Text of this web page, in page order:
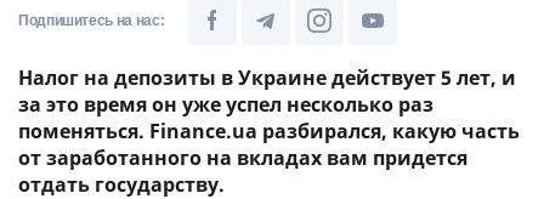
Подпишитесь на нас:
Налог на депозиты в Украине действует 5 лет, и
за это время он уже успел несколько раз
поменяться. Finance.ua разбирался, какую часть
от заработанного на вкладах вам придется
отдать государству.